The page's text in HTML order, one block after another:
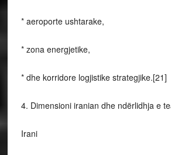
* aeroporte ushtarake,
* zona energjetike,
* dhe korridore logjistike strategjike.[21]
4. Dimensioni iranian dhe ndërlidhja e
Irani